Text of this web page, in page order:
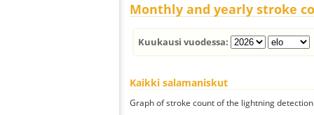
Monthly and yearly stroke
Kuukausi vuodessa:
Kaikki salamaniskut
Graph of stroke count of the lightning